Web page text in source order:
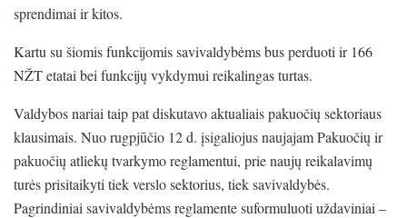
sprendimai ir kitos.
Kartu su šiomis funkcijomis savivaldybėms bus perduoti ir 166
NŽT etatai bei funkcijų vykdymui reikalingas turtas.
Valdybos nariai taip pat diskutavo aktualiais pakuočių sektoriaus
klausimais. Nuo rugpjūčio 12 d. įsigaliojus naujajam Pakuočių ir
pakuočių atliekų tvarkymo reglamentui, prie naujų reikalavimų
turės prisitaikyti tiek verslo sektorius, tiek savivaldybės.
Pagrindiniai savivaldybėms reglamente suformuluoti uždaviniai –